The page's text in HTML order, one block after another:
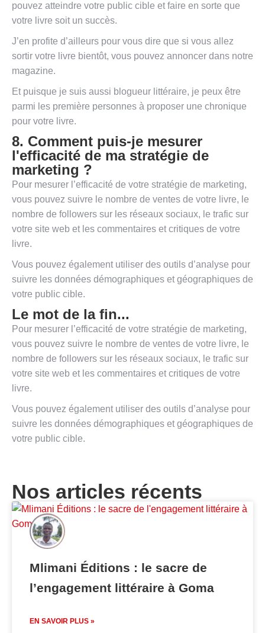
pouvez atteindre votre public cible et faire en sorte que
votre livre soit un succès.
J’en profite d’ailleurs pour vous dire que si vous allez
sortir votre livre bientôt, vous pouvez annoncer dans notre
magazine.
Et puisque je suis aussi blogueur littéraire, je peux être
parmi les première personnes à proposer une chronique
pour votre livre.
8. Comment puis-je mesurer
l'efficacité de ma stratégie de
marketing ?
Pour mesurer l’efficacité de votre stratégie de marketing,
vous pouvez suivre le nombre de ventes de votre livre, le
nombre de followers sur les réseaux sociaux, le trafic sur
votre site web et les commentaires et critiques de votre
livre.
Vous pouvez également utiliser des outils d’analyse pour
suivre les données démographiques et géographiques de
votre public cible.
Le mot de la fin...
Pour mesurer l’efficacité de votre stratégie de marketing,
vous pouvez suivre le nombre de ventes de votre livre, le
nombre de followers sur les réseaux sociaux, le trafic sur
votre site web et les commentaires et critiques de votre
livre.
Vous pouvez également utiliser des outils d’analyse pour
suivre les données démographiques et géographiques de
votre public cible.
Nos articles récents
Mlimani Éditions : le sacre de
l’engagement littéraire à Goma
EN SAVOIR PLUS »